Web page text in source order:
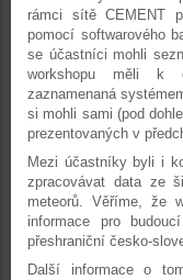
rámci sítě CEMENT
pomocí softwarového
se účastníci mohli
workshopu měli k
zaznamenaná
si mohli sami (pod
prezentovaných v
Mezi účastníky byli i
zpracovávat data ze
meteorů. Věříme, že
informace pro
přeshraniční česko-
Další informace o